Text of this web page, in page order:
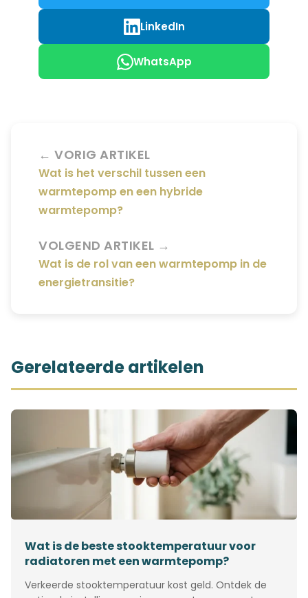
LinkedIn
WhatsApp
← VORIG ARTIKEL
Wat is het verschil tussen een
warmtepomp en een hybride
warmtepomp?
VOLGEND ARTIKEL →
Wat is de rol van een warmtepomp in de
energietransitie?
Gerelateerde artikelen
Wat is de beste stooktemperatuur voor
radiatoren met een warmtepomp?
Verkeerde stooktemperatuur kost geld. Ontdek de